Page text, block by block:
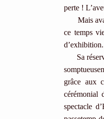
perte !
Mais
ce temps
Sa
grâce aux
cérémonial
spectacle